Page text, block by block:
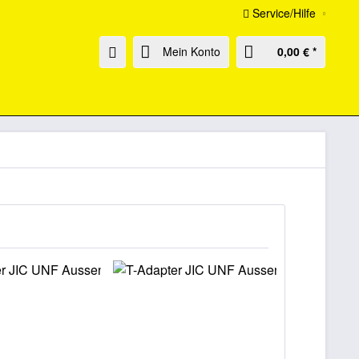
Service/Hilfe
Mein Konto 0,00 € *